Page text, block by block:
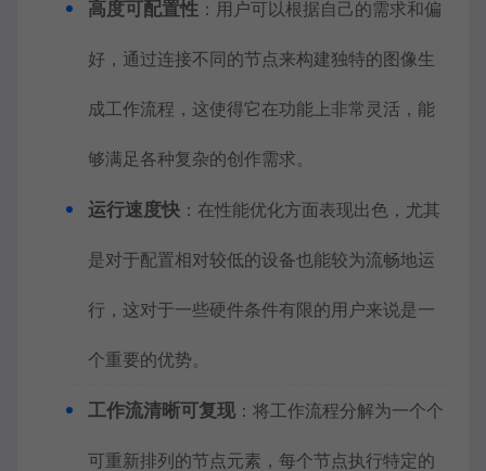
高度可配置性 ：用户可以根据自己的需求和偏
好，通过连接不同的节点来构建独特的图像生
成工作流程，这使得它在功能上非常灵活，能
够满足各种复杂的创作需求。
运行速度快 ：在性能优化方面表现出色，尤其
是对于配置相对较低的设备也能较为流畅地运
行，这对于一些硬件条件有限的用户来说是一
个重要的优势。
工作流清晰可复现：将工作流程分解为一个个
可重新排列的节点元素，每个节点执行特定的